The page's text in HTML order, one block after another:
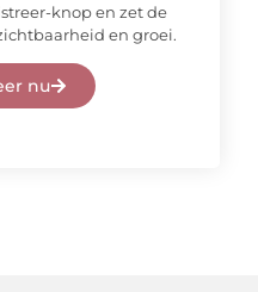
knop en zet de
en groei.
nu